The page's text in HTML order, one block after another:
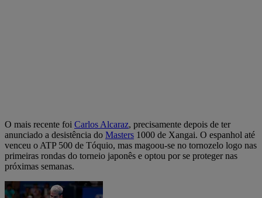
O mais recente foi Carlos Alcaraz, precisamente depois de ter
anunciado a desistência do Masters 1000 de Xangai. O espanhol até
venceu o ATP 500 de Tóquio, mas magoou-se no tornozelo logo nas
primeiras rondas do torneio japonês e optou por se proteger nas
próximas semanas.